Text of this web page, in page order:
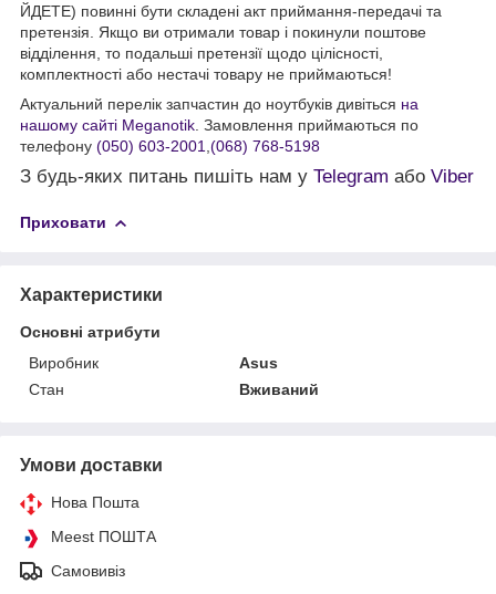
ЙДЕТЕ) повинні бути складені акт приймання-передачі та
претензія. Якщо ви отримали товар і покинули поштове
відділення, то подальші претензії щодо цілісності,
комплектності або нестачі товару не приймаються!
Актуальний перелік запчастин до ноутбуків дивіться на
нашому сайті Meganotik . Замовлення приймаються по
телефону (050) 603-2001 (068) 768-5198
З будь-яких питань пишіть нам у Telegram або Viber
Приховати
Характеристики
Основні атрибути
Виробник
Asus
Стан
Вживаний
Умови доставки
Нова Пошта
Meest ПОШТА
Самовивіз